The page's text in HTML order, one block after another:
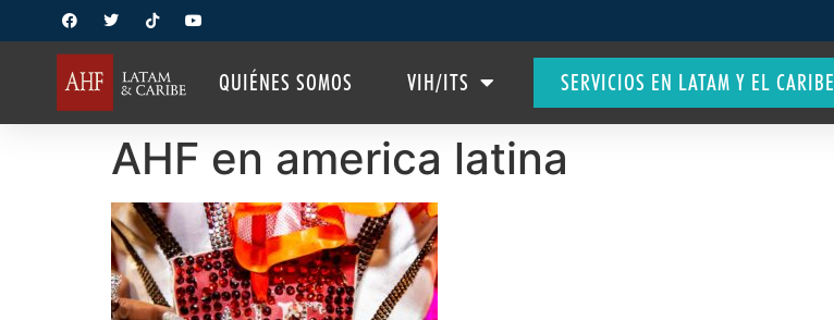
QUIÉNES SOMOS VIH/ITS SERVICIOS EN LATAM Y EL CARIBE
AHF en america latina